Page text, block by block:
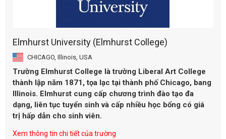
Elmhurst University (Elmhurst College)
CHICAGO, Illinois, USA
Trường Elmhurst College là trường Liberal Art College
thành lập năm 1871, tọa lạc tại thành phố Chicago, bang
Illinois. Elmhurst cung cấp chương trình đào tạo đa
dạng, liên tục tuyển sinh và cấp nhiều học bổng có giá
trị hấp dẫn cho sinh viên.
Xem thông tin chi tiết của trường